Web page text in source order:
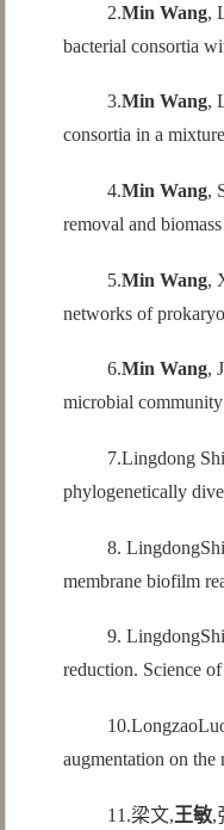
2.Min Wang,
bacterial consortia
3.Min Wang,
consortia in a
4.Min Wang,
removal and
5.Min Wang,
networks of
6.Min Wang,
microbial
7.Lingdong
phylogenetically
8.
membrane biofilm
9.
reduction. Science
augmentation on the
11.梁文,王敏,